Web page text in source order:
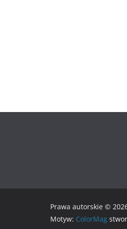
Prawa autorskie ©
Motyw: ColorMag